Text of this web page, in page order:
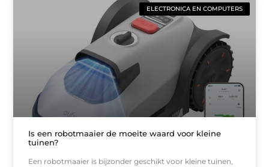
ELECTRONICA EN COMPUTERS
Is een robotmaaier de moeite waard voor kleine
tuinen?
Een robotmaaier is bijzonder geschikt voor kleine tuinen,